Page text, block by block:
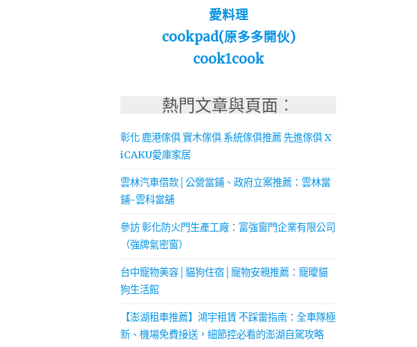
愛料理
cookpad(原多多開伙)
cook1cook
熱門文章與頁面︰
彰化 鹿港傢俱 實木傢俱 系統傢俱推薦 先進傢俱 X
iCAKU愛庫家居
雲林汽車借款│公營當鋪、政府立案推薦：雲林當
鋪-雲科當舖
參訪 彰化防火門生產工廠：富強窗門企業有限公司
（強牌氣密窗）
台中寵物美容│貓狗住宿│寵物安親推薦：寵曖貓
狗生活館
【澎湖租車推薦】鴻宇租賃 不踩雷指南：全車隊極
新、機場免費接送，細節控必看的澎湖自駕攻略